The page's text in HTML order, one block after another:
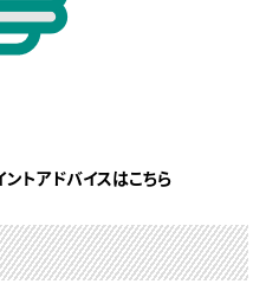
トアドバイスはこちら